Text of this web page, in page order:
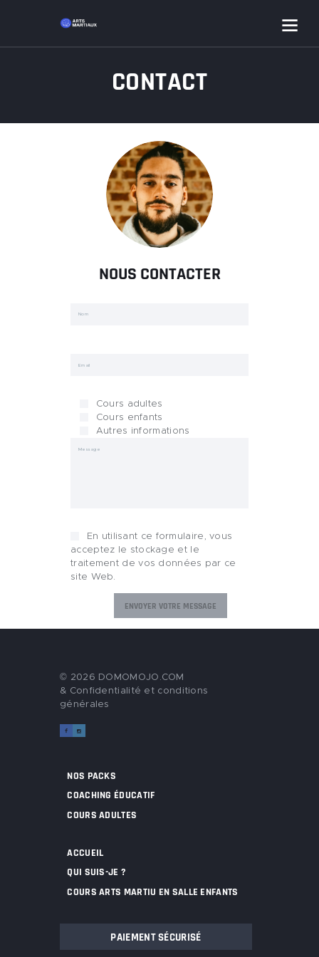
CONTACT
NOUS CONTACTER
Cours adultes
Cours enfants
Autres informations
En utilisant ce formulaire, vous
acceptez le stockage et le
traitement de vos données par ce
site Web.
© 2026 DOMOMOJO.COM
& Confidentialité et conditions
générales
NOS PACKS
COACHING ÉDUCATIF
COURS ADULTES
ACCUEIL
QUI SUIS-JE ?
COURS ARTS MARTIU EN SALLE ENFANTS
PAIEMENT SÉCURISÉ